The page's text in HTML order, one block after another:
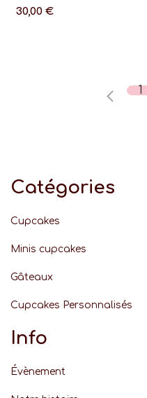
30,00 €
1
Catégories
Cupcakes
Minis cupcakes
Gâteaux
Cupcakes Personnalisés
Info
Évènement